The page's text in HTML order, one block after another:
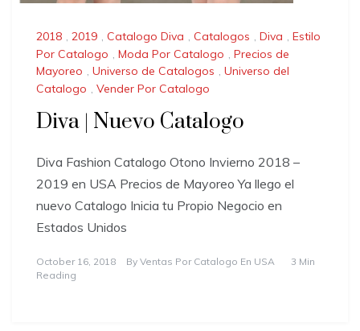
2018 , 2019 , Catalogo Diva , Catalogos , Diva , Estilo
Por Catalogo , Moda Por Catalogo , Precios de
Mayoreo , Universo de Catalogos , Universo del
Catalogo , Vender Por Catalogo
Diva | Nuevo Catalogo
Diva Fashion Catalogo Otono Invierno 2018 –
2019 en USA Precios de Mayoreo Ya llego el
nuevo Catalogo Inicia tu Propio Negocio en
Estados Unidos
October 16, 2018 By Ventas Por Catalogo En USA
3 Min
Reading